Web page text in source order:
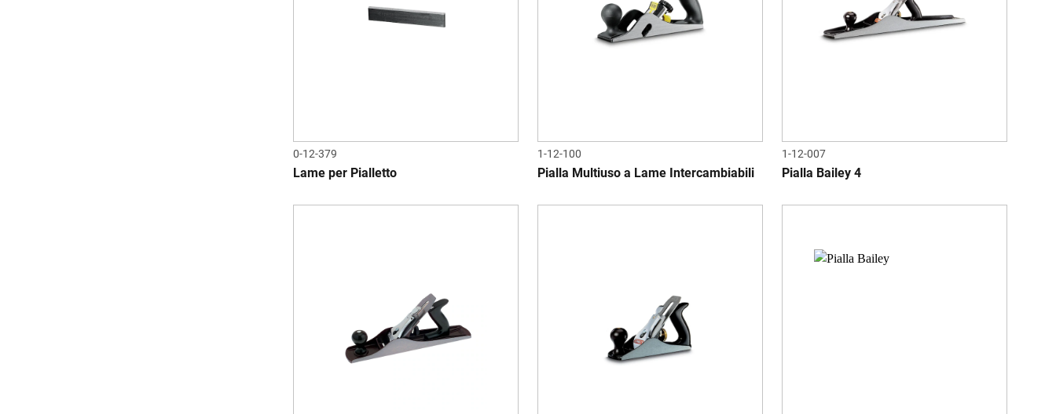
0-12-379
Lame per Pialletto
1-12-100
Pialla Multiuso a Lame Intercambiabili
1-12-007
Pialla Bailey 4